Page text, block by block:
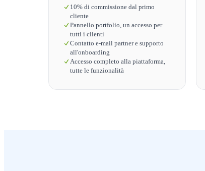
10% di commissione dal primo
cliente
Pannello portfolio, un accesso per
tutti i clienti
Contatto e-mail partner e supporto
all'onboarding
Accesso completo alla piattaforma,
tutte le funzionalità